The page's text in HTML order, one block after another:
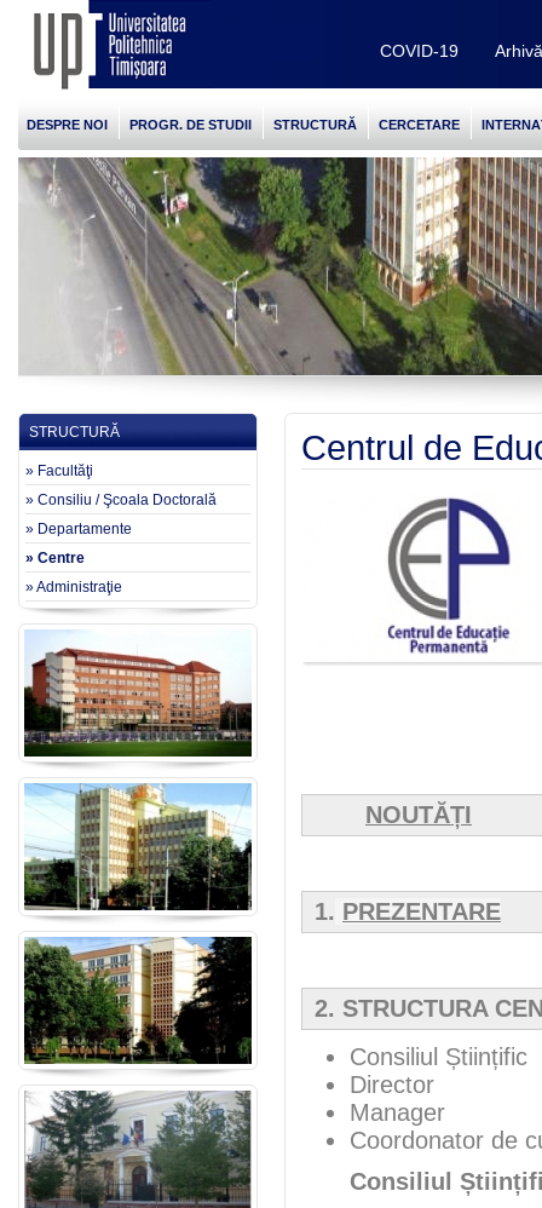
COVID-19
DESPRE NOI PROGR. DE STUDII STRUCTURĂ CERCETARE
STRUCTURĂ
» Facultăţi
» Consiliu / Şcoala Doctorală
» Departamente
» Centre
» Administraţie
Centrul de
NOUTĂȚI
1. PREZENTARE
2. STRUCTURA
Consiliul Științific
Director
Manager
Coordonator de
Consiliul